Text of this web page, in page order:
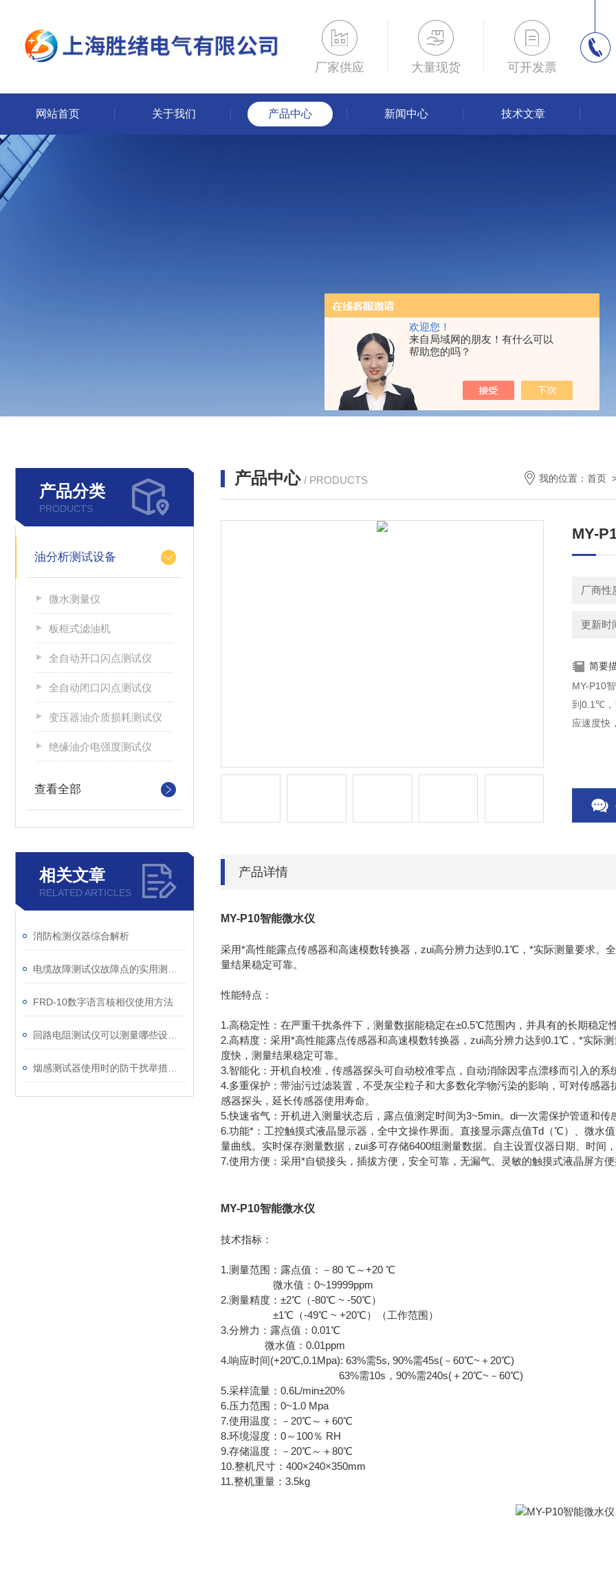
欢迎您！
来自局域网的朋友！有什么可以
帮助您的吗？
厂家供应 大量现货 可开发票
网站首页 关于我们 产品中心 新闻中心 技术文章
产品分类
PRODUCTS
油分析测试设备
微水测量仪
板框式滤油机
全自动开口闪点测试仪
全自动闭口闪点测试仪
变压器油介质损耗测试仪
绝缘油介电强度测试仪
查看全部
相关文章
RELATED ARTICLES
消防检测仪器综合解析
FRD-10数字语言核相仪使用方法
产品中心 / PRODUCTS 我的位置： 首页
MY-
厂商性
更新时
简要
MY-P10
到0.1℃，
应速度快
产品详情
MY-P10智能微水仪
采用*高性能露点传感器和高速模数转换器，zui高分辨力达到0.1℃，*实际测量要求。
量结果稳定可靠。
性能特点：
1.高稳定性：在严重干扰条件下，测量数据能稳定在±0.5℃范围内，并具有的长期稳定
2.高精度：采用*高性能露点传感器和高速模数转换器，zui高分辨力达到0.1℃，*实际
度快，测量结果稳定可靠。
3.智能化：开机自校准，传感器探头可自动校准零点，自动消除因零点漂移而引入的系
4.多重保护：带油污过滤装置，不受灰尘粒子和大多数化学物污染的影响，可对传感
感器探头，延长传感器使用寿命。
5.快速省气：开机进入测量状态后，露点值测定时间为3~5min。di一次需保护管道和传
6.功能*：工控触摸式液晶显示器，全中文操作界面。直接显示露点值Td（℃）、微水
量曲线。实时保存测量数据，zui多可存储6400组测量数据。自主设置仪器日期、时间
7.使用方便：采用*自锁接头，插拔方便，安全可靠，无漏气。灵敏的触摸式液晶屏方
MY-P10智能微水仪
技术指标：
1.测量范围：露点值：－80 ℃～+20 ℃
微水值：0~19999ppm
2.测量精度：±2℃（-80℃ ~ -50℃）
±1℃（-49℃ ~ +20℃）（工作范围）
3.分辨力：露点值：0.01℃
微水值：0.01ppm
4.响应时间(+20℃,0.1Mpa): 63%需5s, 90%需45s(－60℃~＋20℃)
63%需10s，90%需240s(＋20℃~－60℃)
5.采样流量：0.6L/min±20%
6.压力范围：0~1.0 Mpa
7.使用温度：－20℃～＋60℃
8.环境湿度：0～100％ RH
9.存储温度：－20℃～＋80℃
10.整机尺寸：400×240×350mm
11.整机重量：3.5kg